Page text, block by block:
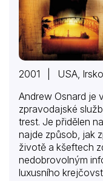
2001 | USA,
Andrew Osnard je
zpravodajské
trest. Je přidělen
najde způsob, jak
životě a kšeftech
nedobrovolným
luxusního